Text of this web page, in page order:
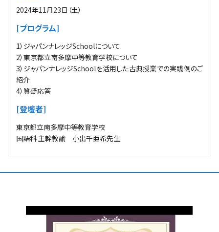
2024年11月23日（土）
[プログラム]
1）ジャパンナレッジSchoolについて
2）東京都立南多摩中等教育学校について
3）ジャパンナレッジSchoolを活用した古典授業での実践例のご
紹介
4）質疑応答
[登壇者]
東京都立南多摩中等教育学校
国語科 主幹教諭 小出千亜希先生